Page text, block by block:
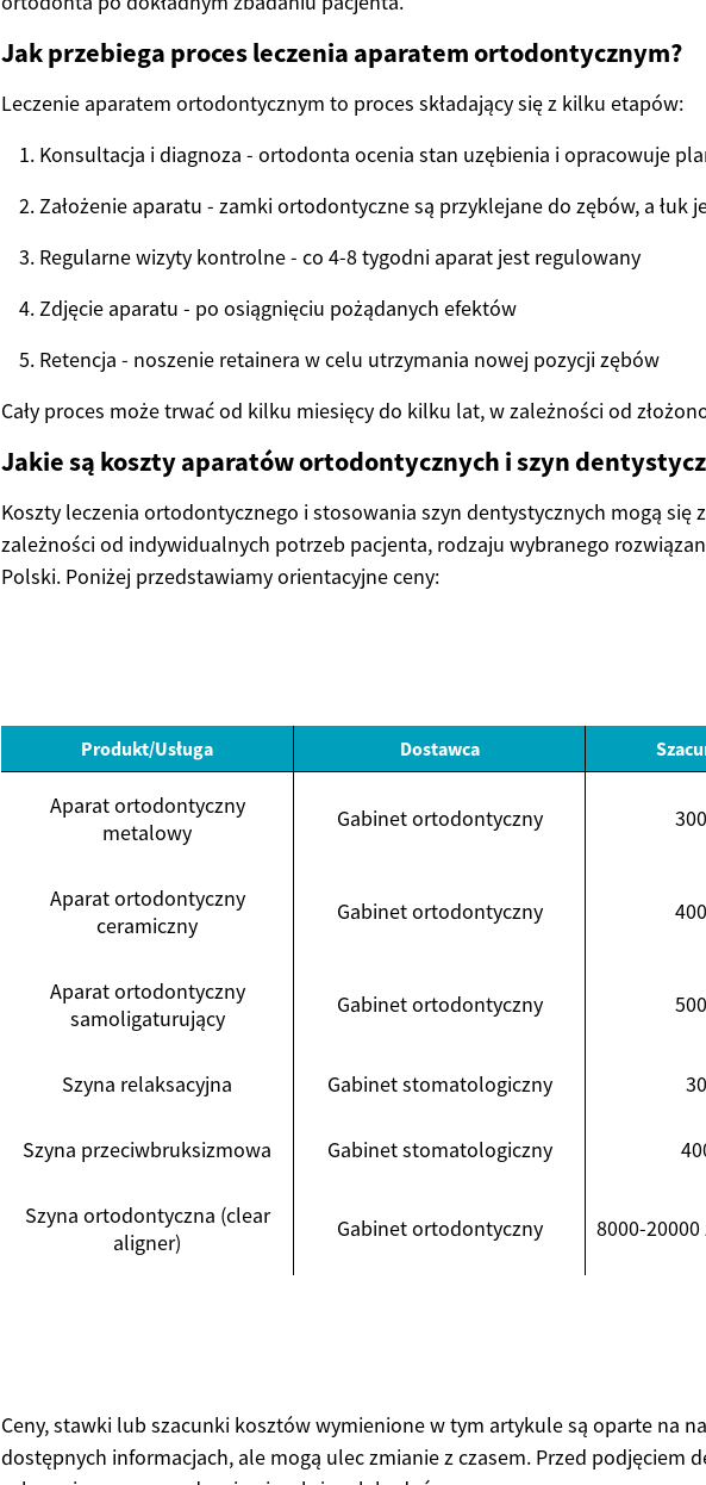
Jak przebiega proces leczenia aparatem ortodontycznym?
Leczenie aparatem ortodontycznym to proces składający się z kilku etapów:
Konsultacja i diagnoza - ortodonta ocenia stan uzębienia i opracowuje
Założenie aparatu - zamki ortodontyczne są przyklejane do zębów, a łuk
Regularne wizyty kontrolne - co 4-8 tygodni aparat jest regulowany
Zdjęcie aparatu - po osiągnięciu pożądanych efektów
Retencja - noszenie retainera w celu utrzymania nowej pozycji zębów
Cały proces może trwać od kilku miesięcy do kilku lat, w zależności od
Jakie są koszty aparatów ortodontycznych i szyn
Koszty leczenia ortodontycznego i stosowania szyn dentystycznych mogą się
zależności od indywidualnych potrzeb pacjenta, rodzaju wybranego
Polski. Poniżej przedstawiamy orientacyjne ceny:
Produkt/Usługa Dostawca
Aparat ortodontyczny
metalowy
Gabinet ortodontyczny
Aparat ortodontyczny
ceramiczny
Gabinet ortodontyczny
Aparat ortodontyczny
samoligaturujący
Gabinet ortodontyczny
Szyna relaksacyjna Gabinet stomatologiczny
Szyna przeciwbruksizmowa Gabinet stomatologiczny
Szyna ortodontyczna (clear
aligner)
Gabinet ortodontyczny 8000-20000
Ceny, stawki lub szacunki kosztów wymienione w tym artykule są oparte na
dostępnych informacjach, ale mogą ulec zmianie z czasem. Przed podjęciem